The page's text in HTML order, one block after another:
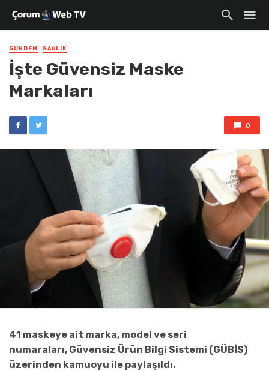
GÜNDEM SAĞLIK
İşte Güvensiz Maske
Markaları
0
41 maskeye ait marka, model ve seri
numaraları, Güvensiz Ürün Bilgi Sistemi (GÜBİS)
üzerinden kamuoyu ile paylaşıldı.